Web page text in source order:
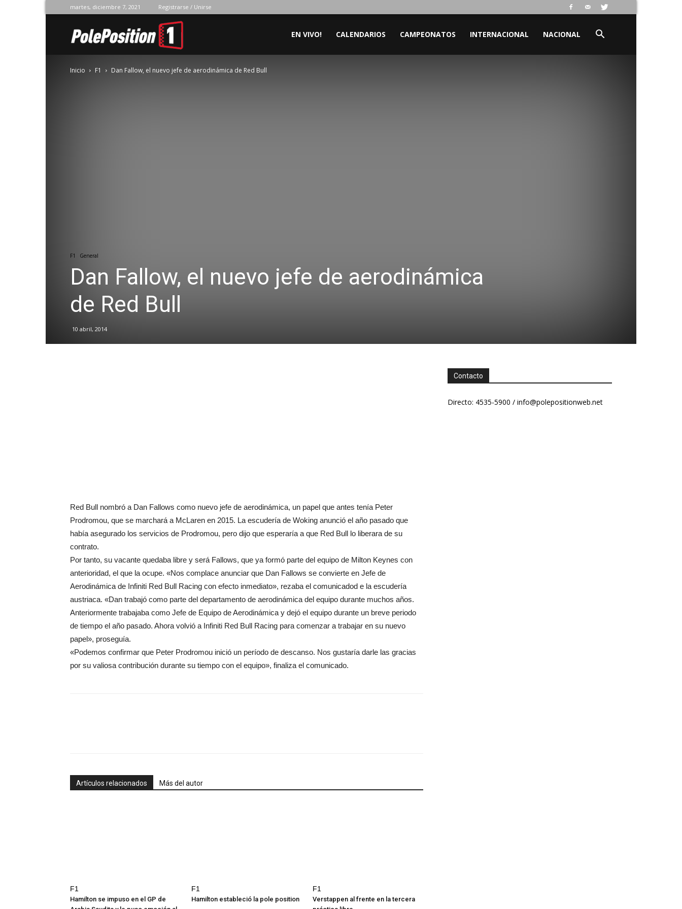
martes, diciembre 7, 2021 Registrarse / Unirse
Position
EN VIVO! CALENDARIOS CAMPEONATOS INTERNACIONAL NACIONAL
Inicio F1 Dan Fallow, el nuevo jefe de aerodinámica de Red Bull
F1 General
Dan Fallow, el nuevo jefe de aerodinámica
de Red Bull
10 abril, 2014
Red Bull nombró a Dan Fallows como nuevo jefe de aerodinámica, un papel que antes tenía Peter
Prodromou, que se marchará a McLaren en 2015. La escudería de Woking anunció el año pasado que
había asegurado los servicios de Prodromou, pero dijo que esperaría a que Red Bull lo liberara de su
contrato.
Por tanto, su vacante quedaba libre y será Fallows, que ya formó parte del equipo de Milton Keynes con
anterioridad, el que la ocupe. «Nos complace anunciar que Dan Fallows se convierte en Jefe de
Aerodinámica de Infiniti Red Bull Racing con efecto inmediato», rezaba el comunicadod e la escudería
austriaca. «Dan trabajó como parte del departamento de aerodinámica del equipo durante muchos años.
Anteriormente trabajaba como Jefe de Equipo de Aerodinámica y dejó el equipo durante un breve periodo
de tiempo el año pasado. Ahora volvió a Infiniti Red Bull Racing para comenzar a trabajar en su nuevo
papel», proseguía.
«Podemos confirmar que Peter Prodromou inició un período de descanso. Nos gustaría darle las gracias
por su valiosa contribución durante su tiempo con el equipo», finaliza el comunicado.
Artículos relacionados Más del autor
F1
Hamilton se impuso en el GP de
F1
Hamilton estableció la pole position
F1
Verstappen al frente en la tercera
Contacto
Directo: 4535-5900 / info@polepositionweb.net